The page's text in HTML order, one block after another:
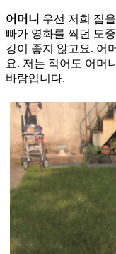
어머니 우선 저희 집
빠가 영화를 찍던 도
강이 좋지 않고요. 어
요. 저는 적어도 어머
바람입니다.